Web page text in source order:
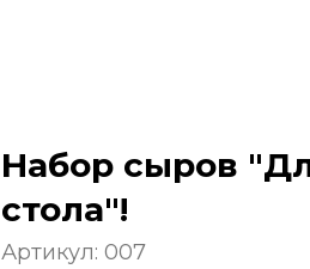
Набор сыров
стола"!
Артикул: 007